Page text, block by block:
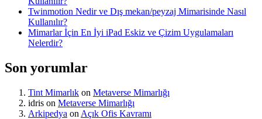
Twinmotion Nedir ve Dış mekan/peyzaj Mimarisinde Nasıl
Kullanılır?
Mimarlar İçin En İyi iPad Eskiz ve Çizim Uygulamaları
Nelerdir?
Son yorumlar
Tint Mimarlık on Metaverse Mimarlığı
idris on Metaverse Mimarlığı
Arkipedya on Açık Ofis Kavramı